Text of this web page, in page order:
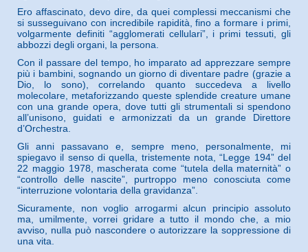
Ero affascinato, devo dire, da quei complessi meccanismi che
si susseguivano con incredibile rapidità, fino a formare i primi,
volgarmente definiti “agglomerati cellulari”, i primi tessuti, gli
abbozzi degli organi, la persona.
Con il passare del tempo, ho imparato ad apprezzare sempre
più i bambini, sognando un giorno di diventare padre (grazie a
Dio, lo sono), correlando quanto succedeva a livello
molecolare, metaforizzando queste splendide creature umane
con una grande opera, dove tutti gli strumentali si spendono
all’unisono, guidati e armonizzati da un grande Direttore
d’Orchestra.
Gli anni passavano e, sempre meno, personalmente, mi
spiegavo il senso di quella, tristemente nota, “Legge 194” del
22 maggio 1978, mascherata come “tutela della maternità” o
“controllo delle nascite”, purtroppo meno conosciuta come
“interruzione volontaria della gravidanza”.
Sicuramente, non voglio arrogarmi alcun principio assoluto
ma, umilmente, vorrei gridare a tutto il mondo che, a mio
avviso, nulla può nascondere o autorizzare la soppressione di
una vita.